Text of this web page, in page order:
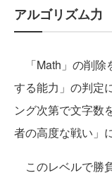
アルゴリズム力
「Math」の削除
する能力」の判定
ング次第で文字数
者の高度な戦い」
このレベルで勝